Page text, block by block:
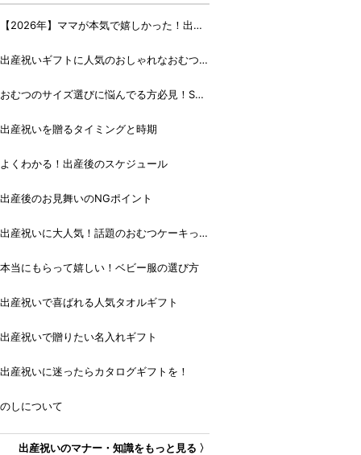
【2026年】ママが本気で嬉しかった！出産
出産祝いギフトに人気のおしゃれなおむつケ
おむつのサイズ選びに悩んでる方必見！Sサ
出産祝いを贈るタイミングと時期
よくわかる！出産後のスケジュール
出産後のお見舞いのNGポイント
出産祝いに大人気！話題のおむつケーキっ
本当にもらって嬉しい！ベビー服の選び方
出産祝いで喜ばれる人気タオルギフト
出産祝いで贈りたい名入れギフト
出産祝いに迷ったらカタログギフトを！
のしについて
出産祝いのマナー・知識をもっと見る 〉